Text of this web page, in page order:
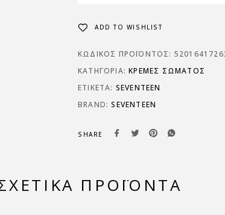
ADD TO WISHLIST
ΚΩΔΙΚΌΣ ΠΡΟΪΌΝΤΟΣ:
ΚΑΤΗΓΟΡΊΑ:ΚΡΈΜΕΣ ΣΏΜΑΤΟΣ
ΕΤΙΚΈΤΑ: SEVENTEEN
BRAND:SEVENTEEN
SHARE
ΠΡΟΪΌΝΤΑ